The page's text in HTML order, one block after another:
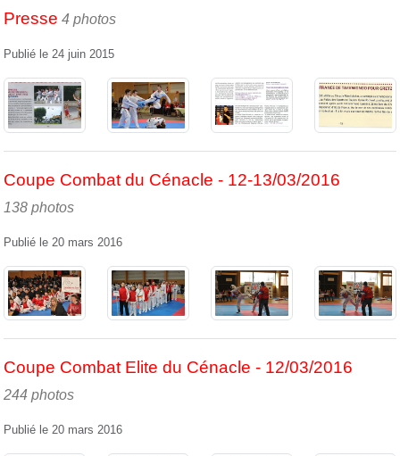
Presse 4 photos
Publié le 24 juin 2015
Coupe Combat du Cénacle - 12-13/03/2016
138 photos
Publié le 20 mars 2016
Coupe Combat Elite du Cénacle - 12/03/2016
244 photos
Publié le 20 mars 2016